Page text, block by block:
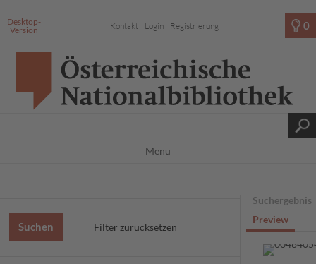
Desktop-
Version
Kontakt Login Registrierung 0
Menü
Filter zurücksetzen
Suchergebnis
Preview